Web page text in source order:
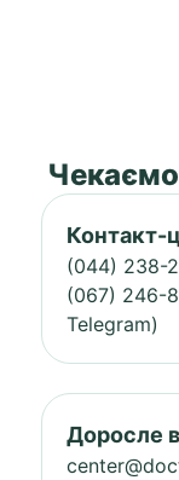
Контакт-
(044) 238-
(067) 246-
Telegram)
Доросле